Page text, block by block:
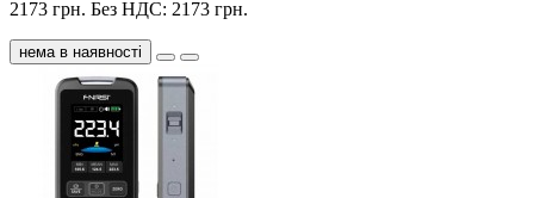
2173 грн. Без НДС: 2173 грн.
нема в наявності